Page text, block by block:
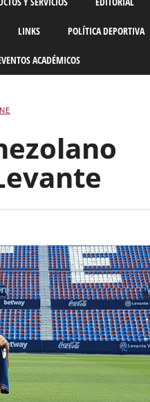
LINKS POLÍTICA DEPORTIVA
ACADÉMICOS